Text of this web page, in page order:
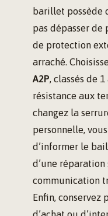
barillet possède
pas dépasser
de protection
arraché.
A2P, classés de
résistance aux
changez la
personnelle,
d’informer le
d’une
communication
Enfin, conservez